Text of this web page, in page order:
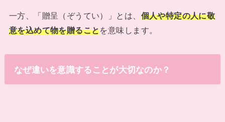
一方、「贈呈（ぞうてい）」とは、 個人や特定の人に敬
意を込めて物を贈ることを意味します。
なぜ違いを意識することが大切なのか？